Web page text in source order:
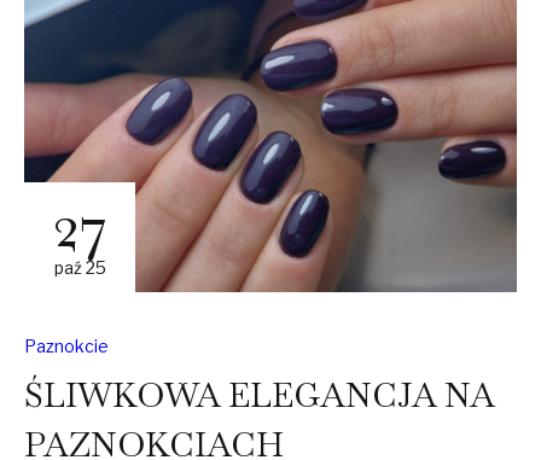
27
paź 25
Paznokcie
ŚLIWKOWA ELEGANCJA NA
PAZNOKCIACH